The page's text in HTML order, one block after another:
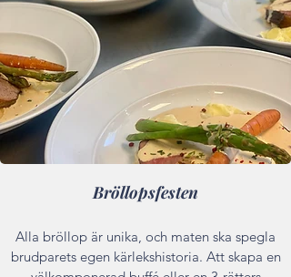
Bröllopsfesten
Alla bröllop är unika, och maten ska spegla
brudparets egen kärlekshistoria. Att skapa en